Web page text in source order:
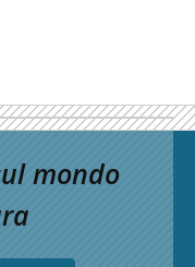
mondo